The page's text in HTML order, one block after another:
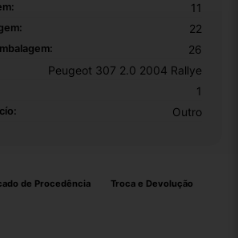
11
22
26
Peugeot 307 2.0 2004 Rallye
1
Outro
de Procedência Troca e Devolução